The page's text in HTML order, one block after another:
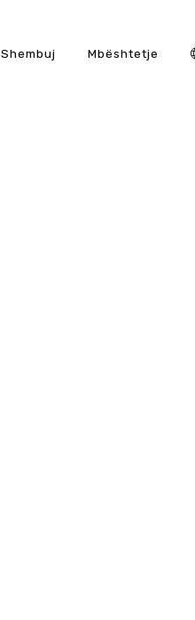
Shembuj Mbështetje